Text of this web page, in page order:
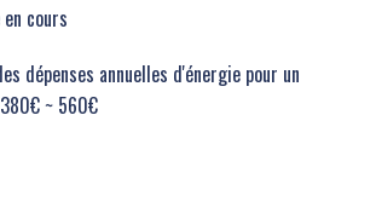
cours
dépenses annuelles d'énergie pour un
~ 560€